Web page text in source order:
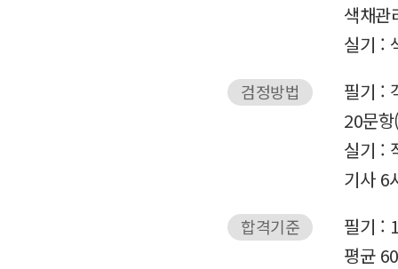
색채관
실기 :
검정방법
필기 :
20문
실기 :
기사 6
합격기준
필기 :
평균